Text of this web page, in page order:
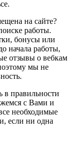
на сайте?
работы.
бонусы или
начала работы,
отзывы о вебкам
мы не
в правильности
с Вами и
необходимые
если ни одна